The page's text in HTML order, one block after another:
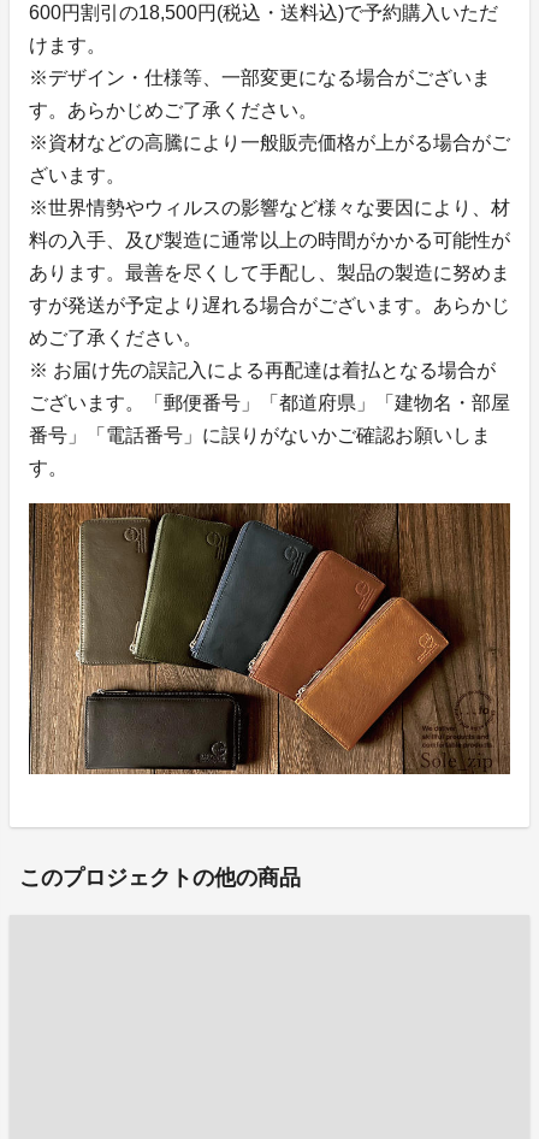
600円割引の18,500円(税込・送料込)で予約購入いただ
けます。
※デザイン・仕様等、一部変更になる場合がございま
す。あらかじめご了承ください。
※資材などの高騰により一般販売価格が上がる場合がご
ざいます。
※世界情勢やウィルスの影響など様々な要因により、材
料の入手、及び製造に通常以上の時間がかかる可能性が
あります。最善を尽くして手配し、製品の製造に努めま
すが発送が予定より遅れる場合がございます。あらかじ
めご了承ください。
※ お届け先の誤記入による再配達は着払となる場合が
ございます。「郵便番号」「都道府県」「建物名・部屋
番号」「電話番号」に誤りがないかご確認お願いしま
す。
このプロジェクトの他の商品